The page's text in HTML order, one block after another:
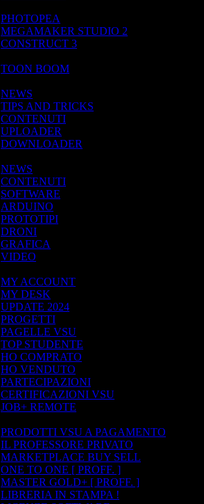
PHOTOPEA
MEGAMAKER STUDIO 2
CONSTRUCT 3
TOON BOOM
NEWS
TIPS AND TRICKS
CONTENUTI
UPLOADER
DOWNLOADER
NEWS
CONTENUTI
SOFTWARE
ARDUINO
PROTOTIPI
DRONI
GRAFICA
VIDEO
MY ACCOUNT
MY DESK
UPDATE 2024
PROGETTI
PAGELLE VSU
TOP STUDENTE
HO COMPRATO
HO VENDUTO
PARTECIPAZIONI
CERTIFICAZIONI VSU
JOB+ REMOTE
PRODOTTI VSU A PAGAMENTO
IL PROFESSORE PRIVATO
MARKETPLACE BUY SELL
ONE TO ONE [ PROFF. ]
MASTER GOLD+ [ PROFF. ]
LIBRERIA IN STAMPA !